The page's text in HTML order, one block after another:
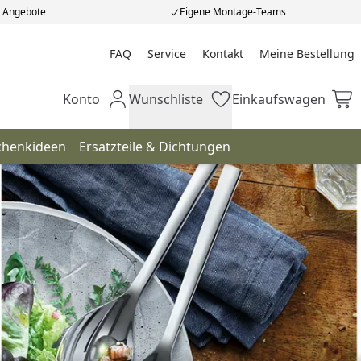
Eigene Montage-Teams
FAQ Service Kontakt Meine Bestellung
Meine Bestellung
Mein Konto
Konto Wunschliste
Wunschliste Einkaufswagen
Einkaufswagen
Ersatzteile & Dichtungen